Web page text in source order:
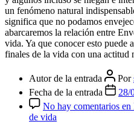
un fenómeno natural
significa que no podamos
abarcaremos la relación entre
vida. Ya que conocer esto puede
finales de la vida con una actitud
Autor de la entrada Por
Fecha de la entrada
28/
No hay comentarios en
de vida